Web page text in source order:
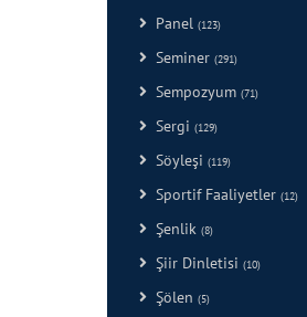
Panel (123)
Seminer (291)
Sempozyum (71)
Sergi (129)
Söyleşi (119)
Sportif Faaliyetler (12)
Şenlik (8)
Şiir Dinletisi (10)
Şölen (5)